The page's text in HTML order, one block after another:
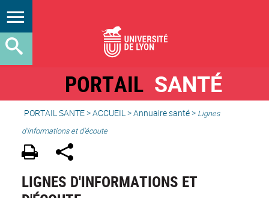
PORTAIL SANTÉ
PORTAIL SANTE>ACCUEIL>Annuaire santé> Lignes
d'informations et d'écoute
LIGNES D'INFORMATIONS ET